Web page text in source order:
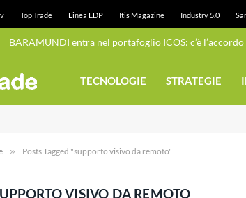
Top Trade Linea EDP Itis Magazine Industry 5.0
BARAMUNDI entra nel portafoglio ICOS: c’è l’accordo
TECNOLOGIE STRATEGIE
» Posts Tagged "supporto visivo da remoto"
VISIVO DA REMOTO